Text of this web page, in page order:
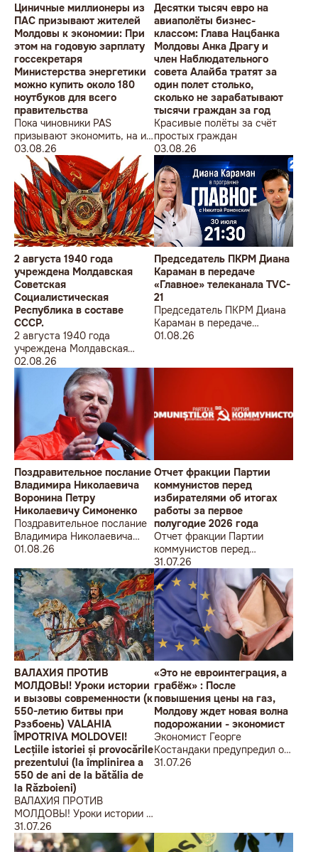
Циничные миллионеры из
ПАС призывают жителей
Молдовы к экономии: При
этом на годовую зарплату
госсекретаря
Министерства энергетики
можно купить около 180
ноутбуков для всего
правительства
Пока чиновники PAS
призывают экономить, на их
собственные доходы можно
купить технику для целого
учреждения
03.08.26
Десятки тысяч евро на
авиаполёты бизнес-
классом: Глава Нацбанка
Молдовы Анка Драгу и
член Наблюдательного
совета Алайба тратят за
один полет столько,
сколько не зарабатывают
тысячи граждан за год
Красивые полёты за счёт
простых граждан
03.08.26
2 августа 1940 года
учреждена Молдавская
Советская
Социалистическая
Республика в составе
СССР.
2 августа 1940 года
учреждена Молдавская
Советская
Социалистическая
Республика в составе
СССР.
02.08.26
Председатель ПКРМ Диана
Караман в передаче
«Главное» телеканала TVC-
21
Председатель ПКРМ Диана
Караман в передаче
«Главное» телеканала TVC-
01.08.26
Поздравительное послание
Владимира Николаевича
Воронина Петру
Николаевичу Симоненко
Поздравительное послание
Владимира Николаевича
Воронина Петру
01.08.26
Отчет фракции Партии
коммунистов перед
избирателями об итогах
работы за первое
полугодие 2026 года
Отчет фракции Партии
коммунистов перед
избирателями об итогах
работы за первое полугодие
2026 года
31.07.26
ВАЛАХИЯ ПРОТИВ
МОЛДОВЫ! Уроки истории
и вызовы современности (к
550-летию битвы при
Рэзбоень) VALAHIA
ÎMPOTRIVA MOLDOVEI!
Lecțiile istoriei și provocările
prezentului (la împlinirea a
550 de ani de la bătălia de
la Războieni)
ВАЛАХИЯ ПРОТИВ
МОЛДОВЫ! Уроки истории и
вызовы современности (к
550-летию битвы при
31.07.26
«Это не евроинтеграция, а
грабёж» : После
повышения цены на газ,
Молдову ждет новая волна
подорожании - экономист
Экономист Георге
Костандаки предупредил о
новой волне роста цен
31.07.26